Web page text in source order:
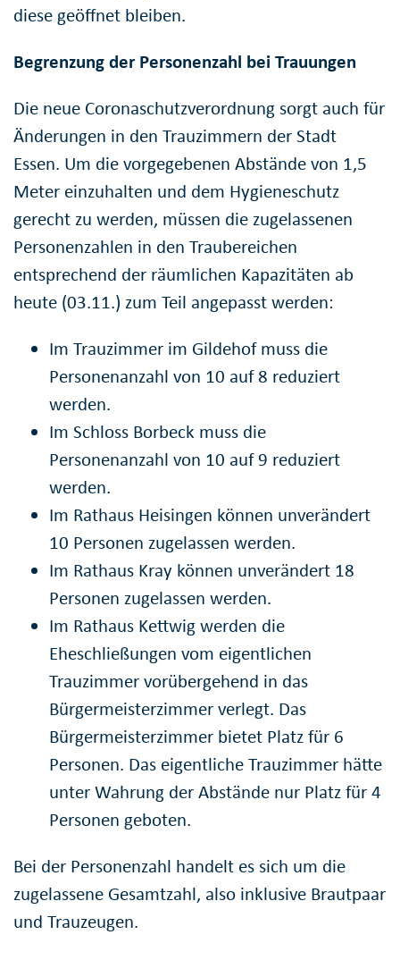
diese geöffnet bleiben.
Begrenzung der Personenzahl bei Trauungen
Die neue Coronaschutzverordnung sorgt auch für
Änderungen in den Trauzimmern der Stadt
Essen. Um die vorgegebenen Abstände von 1,5
Meter einzuhalten und dem Hygieneschutz
gerecht zu werden, müssen die zugelassenen
Personenzahlen in den Traubereichen
entsprechend der räumlichen Kapazitäten ab
heute (03.11.) zum Teil angepasst werden:
Im Trauzimmer im Gildehof muss die
Personenanzahl von 10 auf 8 reduziert
werden.
Im Schloss Borbeck muss die
Personenanzahl von 10 auf 9 reduziert
werden.
Im Rathaus Heisingen können unverändert
10 Personen zugelassen werden.
Im Rathaus Kray können unverändert 18
Personen zugelassen werden.
Im Rathaus Kettwig werden die
Eheschließungen vom eigentlichen
Trauzimmer vorübergehend in das
Bürgermeisterzimmer verlegt. Das
Bürgermeisterzimmer bietet Platz für 6
Personen. Das eigentliche Trauzimmer hätte
unter Wahrung der Abstände nur Platz für 4
Personen geboten.
Bei der Personenzahl handelt es sich um die
zugelassene Gesamtzahl, also inklusive Brautpaar
und Trauzeugen.